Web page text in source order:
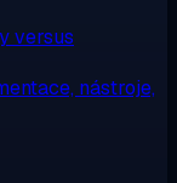
versus
nástroje,